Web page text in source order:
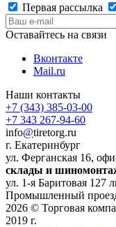
Первая рассылка
Оставайтесь на связи
Вконтакте
Mail.ru
Наши контакты
+7 (343) 385-03-00
+7 343 267-94-60
info@tiretorg.ru
г. Екатеринбург
ул. Ферганская 16,
склады и
ул. 1-я Баритовая 127
Промышленный
2026 © Торговая
2019 г.